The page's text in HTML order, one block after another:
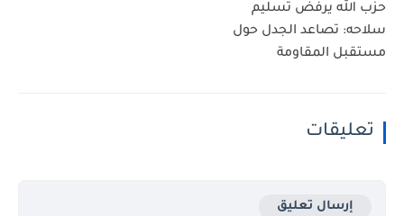
حزب الله يرفض تسليم
سلاحه: تصاعد الجدل حول
مستقبل المقاومة
تعليقات
إرسال تعليق